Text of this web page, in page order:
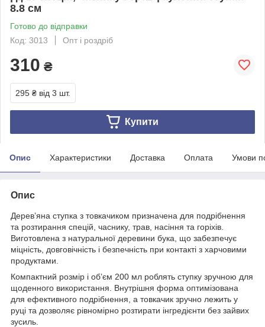
8.8 см
Готово до відправки
Код: 3013
Опт і роздріб
310 ₴
295 ₴ від 3 шт.
Купити
Опис Характеристики Доставка Оплата Умови
Опис
Дерев’яна ступка з товкачиком призначена для подрібнення
та розтирання спецій, часнику, трав, насіння та горіхів.
Виготовлена з натуральної деревини бука, що забезпечує
міцність, довговічність і безпечність при контакті з харчовими
продуктами.
Компактний розмір і об’єм 200 мл роблять ступку зручною для
щоденного використання. Внутрішня форма оптимізована
для ефективного подрібнення, а товкачик зручно лежить у
руці та дозволяє рівномірно розтирати інгредієнти без зайвих
зусиль.